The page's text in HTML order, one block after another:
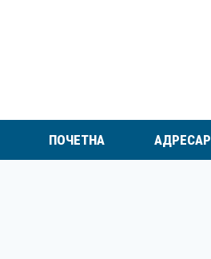
ПОЧЕТНА АДРЕСАР